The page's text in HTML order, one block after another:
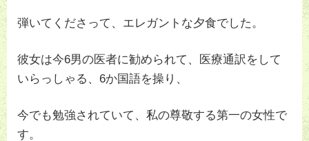
弾いてくださって、エレガントな夕食でした。
彼女は今6男の医者に勧められて、医療通訳をして
いらっしゃる、6か国語を操り、
今でも勉強されていて、私の尊敬する第一の女性で
す。